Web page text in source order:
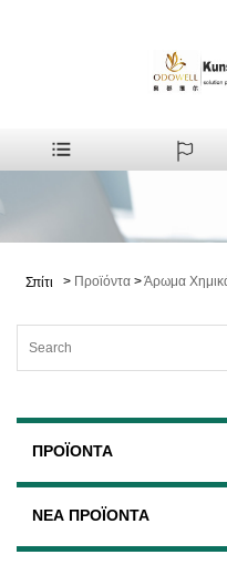
Σπίτι > Προϊόντα >Άρωμα
ΠΡΟΪΌΝΤΑ
ΝΈΑ ΠΡΟΪΌΝΤΑ